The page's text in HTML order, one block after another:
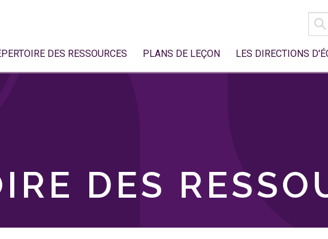
FOR:
DES RESSOURCES PLANS DE LEÇON LES DIRECTIONS
DES